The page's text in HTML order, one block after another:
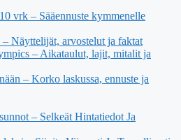
vrk – Sääennuste kymmenelle
Näyttelijät, arvostelut ja faktat
– Aikataulut, lajit, mitalit ja
– Korko laskussa, ennuste ja
– Selkeät Hintatiedot Ja